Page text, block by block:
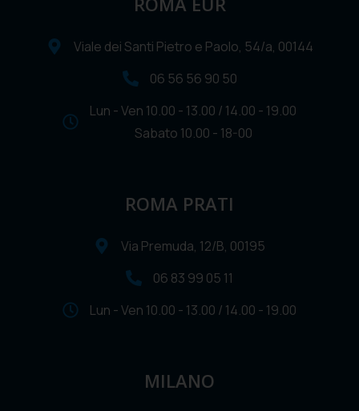
Viale dei Santi Pietro e Paolo, 54/a, 00144
06 56 56 90 50
Lun - Ven 10.00 - 13.00 / 14.00 - 19.00
Sabato 10.00 - 18-00
ROMA PRATI
Via Premuda, 12/B, 00195
06 83 99 05 11
Lun - Ven 10.00 - 13.00 / 14.00 - 19.00
MILANO